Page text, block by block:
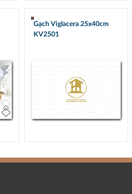
Gạch Viglacera 25x40cm
KV2501